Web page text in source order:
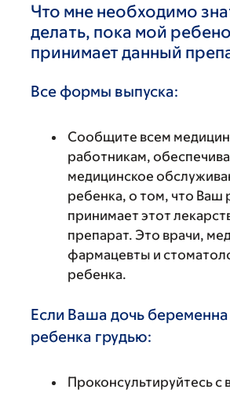
Что мне необходимо
делать, пока мой
принимает данный
Все формы выпуска:
Сообщите всем
работникам,
медицинское
ребенка, о том, что Ваш
принимает этот
препарат. Это врачи,
фармацевты и
ребенка.
Если Ваша дочь
ребенка грудью:
Проконсультируйтесь с